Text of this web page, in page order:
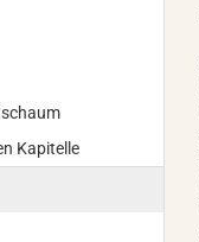
Kapitelle